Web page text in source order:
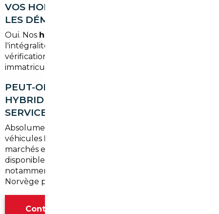
VOS HONORAIRES INCLUENT-ILS TOUTES
LES DÉMARCHES ADMINISTRATIVES ?
Oui. Nos honoraires à partir de 1 500 €
l'intégralité de la mission : sourcing, négociation,
vérification, rapatriement, homologation et
immatriculation. Aucun frais caché.
PEUT-ON IMPORTER UN VÉHICULE
HYBRIDE OU ÉLECTRIQUE VIA VOTRE
SERVICE ?
Absolument. Nous importons régulièrement des
véhicules hybrides et électriques
marchés européens où ces modèles sont plus
disponibles et moins chers qu'en France —
notamment depuis les Pays-Bas, l'Allemagne ou la
Norvège pour certains modèles.
Contacter l'agence Bordeaux